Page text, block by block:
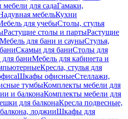
для садаГамаки,
мебельКухни
для учебыСтолы, стулья
Растущие столы и партыРастущие
Мебель для бани и сауныСтулья,
Скамьи для баниСтолы для
баниМебель для кабинета и
Кресла, стулья для
Шкафы офисныеСтеллажи,
тумбыКомплекты мебели для
и балконаКомплекты мебели для
для балконаКресла подвесные,
лоджииШкафы для